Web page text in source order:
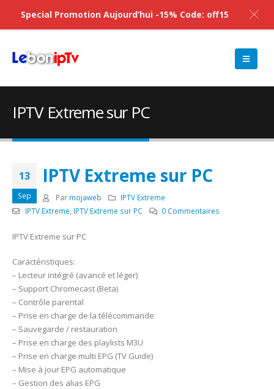
IPTV Extreme sur PC
13
Sep
IPTV Extreme sur PC
Par mojaweb
IPTV Extreme
IPTV Extreme IPTV Extreme sur PC 0 Commentaires
IPTV Extreme sur PC
Caractéristiques:
– Lecteur intégré (avancé et léger)
– Support Chromecast (Beta)
– Contrôle parental
– Prise en charge de la télécommande
– Sauvegarde / restauration
– Prise en charge des playlists M3U
– Prise en charge multi EPG (TV Guide)
– Mise à jour EPG automatique
– Gestion des alias EPG
Special Promotion Aujourd’hui -15% Code: off15